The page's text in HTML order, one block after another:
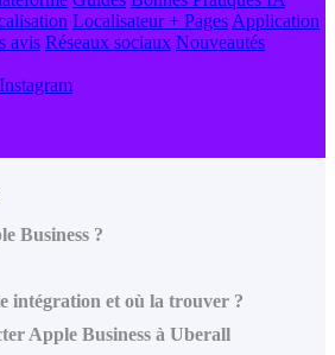
Localisateur + Pages Application
avis Réseaux sociaux Nouveautés
Instagram
Business ?
intégration et où la trouver ?
Apple Business à Uberall